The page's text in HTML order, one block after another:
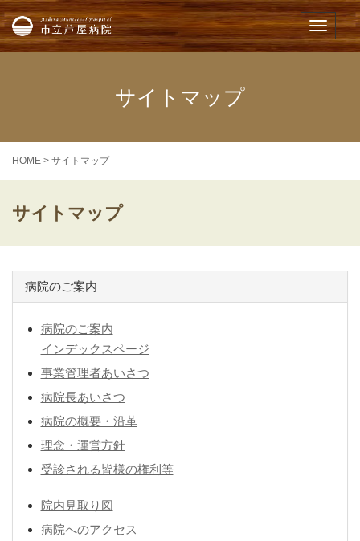
メニュー
市立芦屋病院
サイトマップ
HOME > サイトマップ
サイトマップ
病院のご案内
病院のご案内
インデックスページ
事業管理者あいさつ
病院長あいさつ
病院の概要・沿革
理念・運営方針
受診される皆様の権利等
院内見取り図
病院へのアクセス